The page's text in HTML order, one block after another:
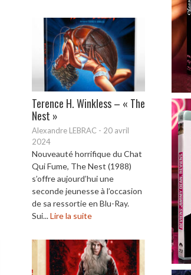
Terence H. Winkless – « The
Nest »
Alexandre LEBRAC - 20 avril
2024
Nouveauté horrifique du Chat
Qui Fume, The Nest (1988)
s’offre aujourd’hui une
seconde jeunesse à l’occasion
de sa ressortie en Blu-Ray.
Sui...Lire la suite